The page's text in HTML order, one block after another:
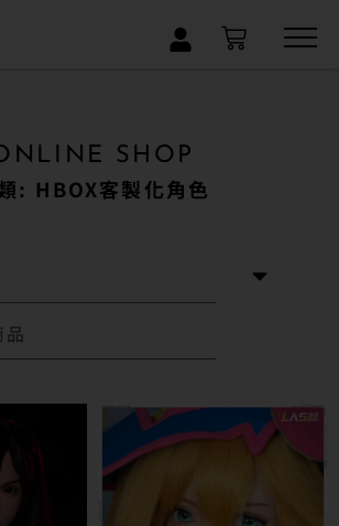
×
SHOP
: HBOX客製化角色